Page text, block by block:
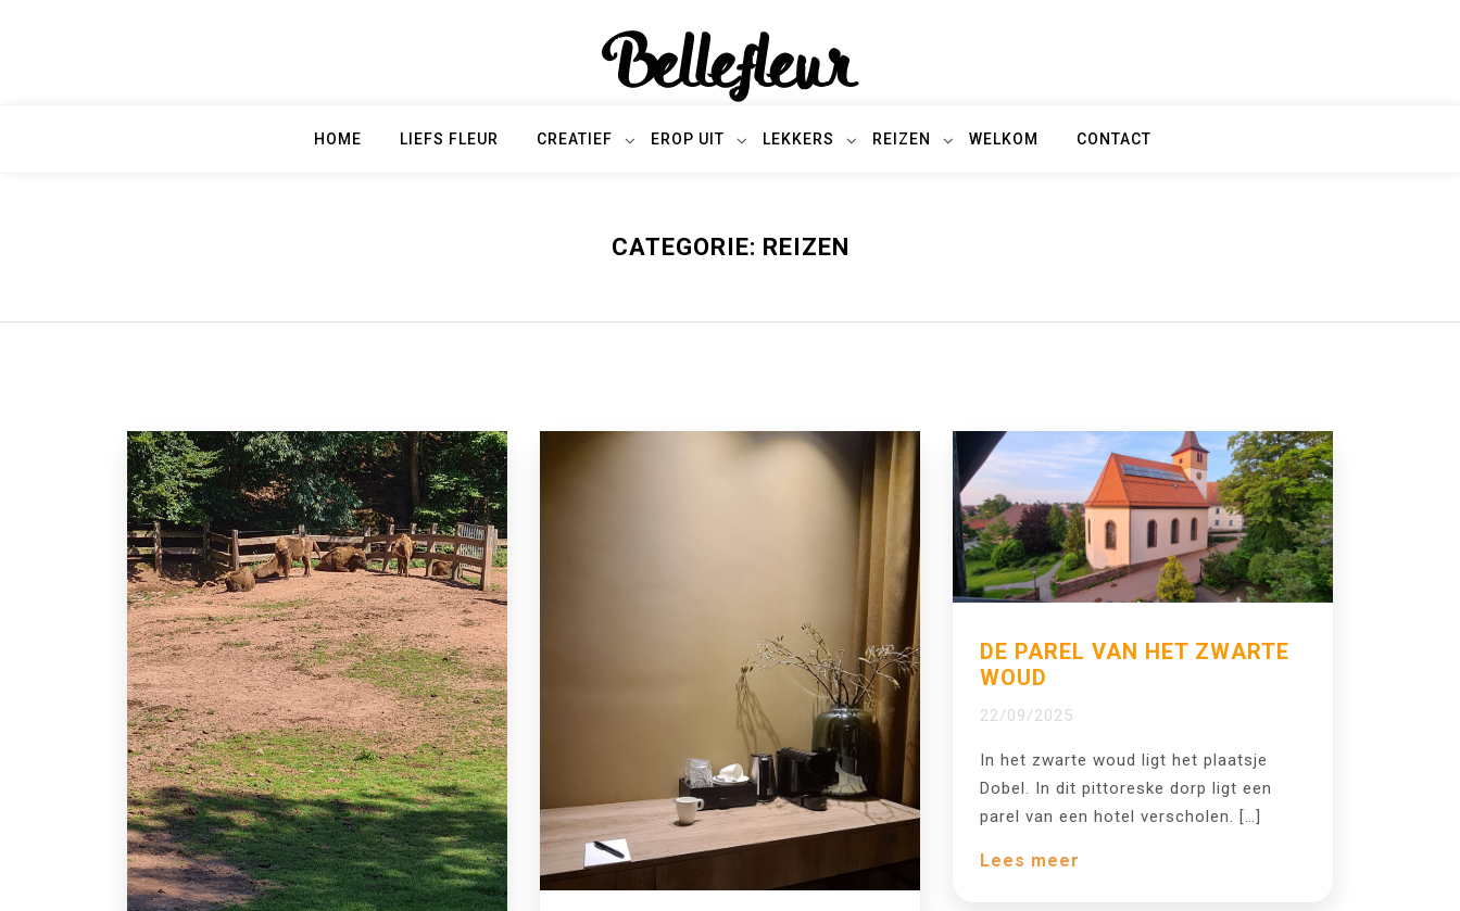
Bellefleur
HOME LIEFS FLEUR CREATIEF EROP UIT LEKKERS REIZEN WELKOM CONTACT
CATEGORIE: REIZEN
DE PAREL VAN HET ZWARTE
WOUD
22/09/2025
In het zwarte woud ligt het plaatsje
Dobel. In dit pittoreske dorp ligt een
parel van een hotel verscholen. […]
Lees meer